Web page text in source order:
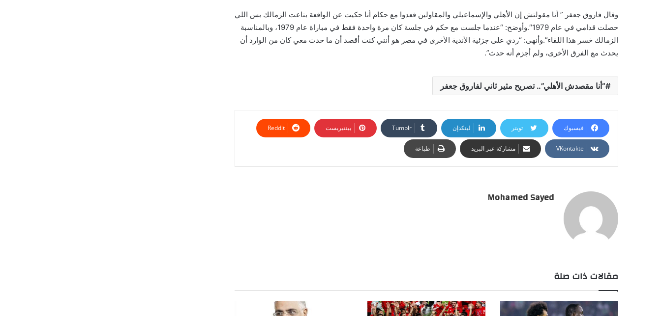
وقال فاروق جعفر ” أنا مقولتش إن الأهلي والإسماعيلي والمقاولين قعدوا مع حكام أنا حكيت عن الواقعة بتاعت الزمالك بس اللي
حصلت قدامي في عام 1979″.وأوضح: “عندما جلست مع حكم في جلسة كان مرة واحدة فقط في مباراة عام 1979، وبالمناسبة
الزمالك خسر هذا اللقاء”.وأنهى: “ردي على جزئية الأندية الأخرى في مصر هو أنني كنت أقصد أن ما حدث معي كان من الوارد أن
يحدث مع الفرق الأخرى، ولم أجزم أنه حدث”.
“أنا مقصدش الأهلي”.. تصريح مثير ثاني لفاروق جعفر
فيسبوك تويتر لينكدإن بينتيريست
مشاركة عبر البريد طباعة
Mohamed Sayed
مقالات ذات صلة